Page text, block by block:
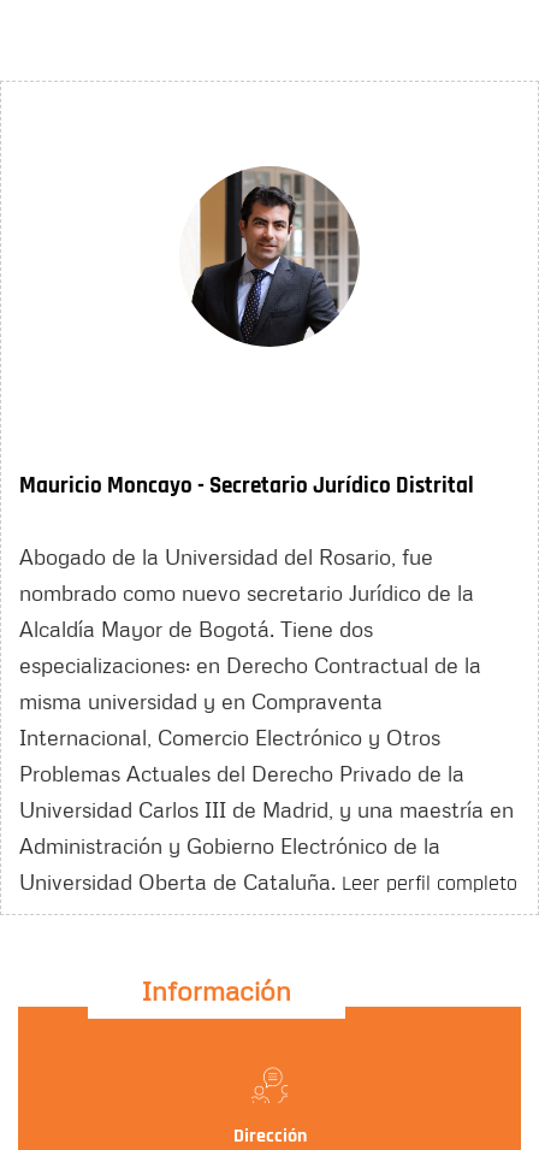
Mauricio Moncayo - Secretario Jurídico Distrital
Abogado de la Universidad del Rosario, fue
nombrado como nuevo secretario Jurídico de la
Alcaldía Mayor de Bogotá. Tiene dos
especializaciones: en Derecho Contractual de la
misma universidad y en Compraventa
Internacional, Comercio Electrónico y Otros
Problemas Actuales del Derecho Privado de la
Universidad Carlos III de Madrid, y una maestría en
Administración y Gobierno Electrónico de la
Universidad Oberta de Cataluña. Leer perfil completo
Información
Dirección